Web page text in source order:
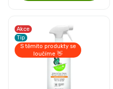
Akce
Tip
S těmito produkty se
loučíme 👋